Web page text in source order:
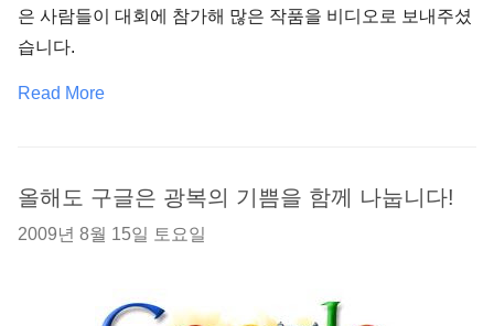
은 사람들이 대회에 참가해 많은 작품을 비디오로 보내주셨
습니다.
Read More
올해도 구글은 광복의 기쁨을 함께 나눕니다!
2009년 8월 15일 토요일